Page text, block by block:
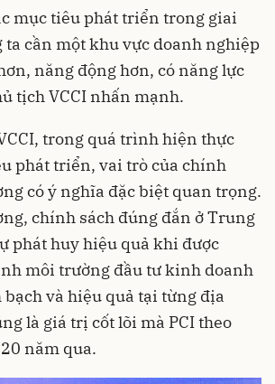
mục tiêu phát triển trong giai
ta cần một khu vực doanh nghiệp
năng động hơn, có năng lực
tịch VCCI nhấn mạnh.
trong quá trình hiện thực
phát triển, vai trò của chính
có ý nghĩa đặc biệt quan trọng.
chính sách đúng đắn ở Trung
phát huy hiệu quả khi được
môi trường đầu tư kinh doanh
và hiệu quả tại từng địa
là giá trị cốt lõi mà PCI theo
năm qua.